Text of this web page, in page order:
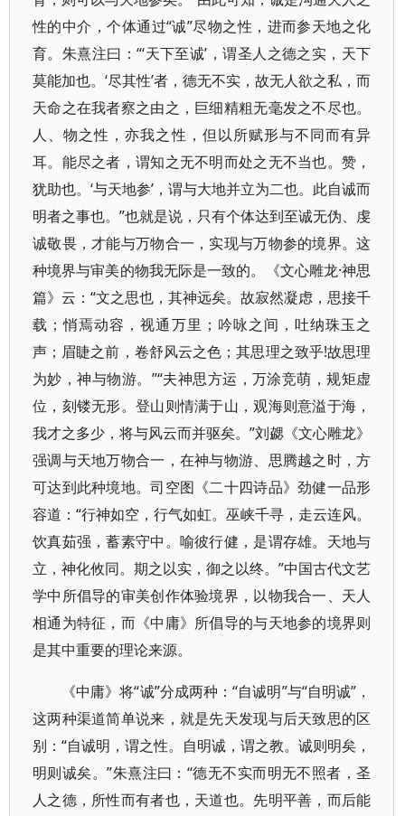
性的中介，个体通过“诚”尽物之性，进而参天地之化
育。朱熹注曰：“‘天下至诚’，谓圣人之德之实，天下
莫能加也。‘尽其性’者，德无不实，故无人欲之私，而
天命之在我者察之由之，巨细精粗无毫发之不尽也。
人、物之性，亦我之性，但以所赋形与不同而有异
耳。能尽之者，谓知之无不明而处之无不当也。赞，
犹助也。‘与天地参’，谓与大地并立为二也。此自诚而
明者之事也。”也就是说，只有个体达到至诚无伪、虔
诚敬畏，才能与万物合一，实现与万物参的境界。这
种境界与审美的物我无际是一致的。《文心雕龙·神思
篇》云：“文之思也，其神远矣。故寂然凝虑，思接千
载；悄焉动容，视通万里；吟咏之间，吐纳珠玉之
声；眉睫之前，卷舒风云之色；其思理之致乎!故思理
为妙，神与物游。”“夫神思方运，万涂竞萌，规矩虚
位，刻镂无形。登山则情满于山，观海则意溢于海，
我才之多少，将与风云而并驱矣。”刘勰《文心雕龙》
强调与天地万物合一，在神与物游、思腾越之时，方
可达到此种境地。司空图《二十四诗品》劲健一品形
容道：“行神如空，行气如虹。巫峡千寻，走云连风。
饮真茹强，蓄素守中。喻彼行健，是谓存雄。天地与
立，神化攸同。期之以实，御之以终。”中国古代文艺
学中所倡导的审美创作体验境界，以物我合一、天人
相通为特征，而《中庸》所倡导的与天地参的境界则
是其中重要的理论来源。
《中庸》将“诚”分成两种：“自诚明”与“自明诚”，
这两种渠道简单说来，就是先天发现与后天致思的区
别：“自诚明，谓之性。自明诚，谓之教。诚则明矣，
明则诚矣。”朱熹注曰：“德无不实而明无不照者，圣
人之德，所性而有者也，天道也。先明平善，而后能